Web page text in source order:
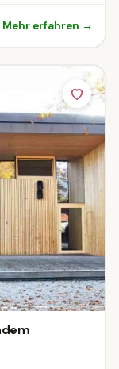
Mehr erfahren →